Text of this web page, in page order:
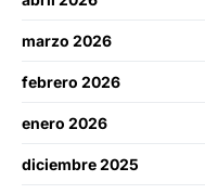
marzo 2026
febrero 2026
enero 2026
diciembre 2025